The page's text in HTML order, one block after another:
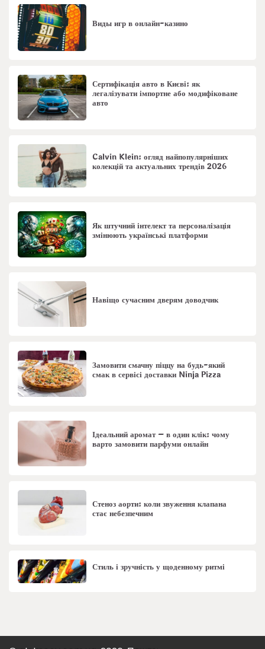
Виды игр в онлайн-казино
Сертифікація авто в Києві: як
легалізувати імпортне або модифіковане
авто
Calvin Klein: огляд найпопулярніших
колекцій та актуальних трендів 2026
Як штучний інтелект та персоналізація
змінюють українські платформи
Навіщо сучасним дверям доводчик
Замовити смачну піццу на будь-який
смак в сервісі доставки Ninja Pizza
Ідеальний аромат – в один клік: чому
варто замовити парфуми онлайн
Стеноз аорти: коли звуження клапана
стає небезпечним
Стиль і зручність у щоденному ритмі